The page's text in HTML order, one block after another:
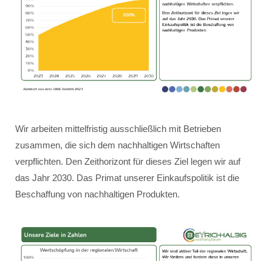
Wir arbeiten mittelfristig ausschließlich mit Betrieben
zusammen, die sich dem nachhaltigen Wirtschaften
verpflichten. Den Zeithorizont für dieses Ziel legen wir auf
das Jahr 2030. Das Primat unserer Einkaufspolitik ist die
Beschaffung von nachhaltigen Produkten.